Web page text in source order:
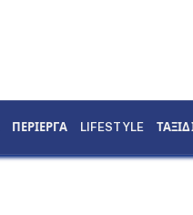
ΠΕΡΙΕΡΓΑ LIFESTYLE